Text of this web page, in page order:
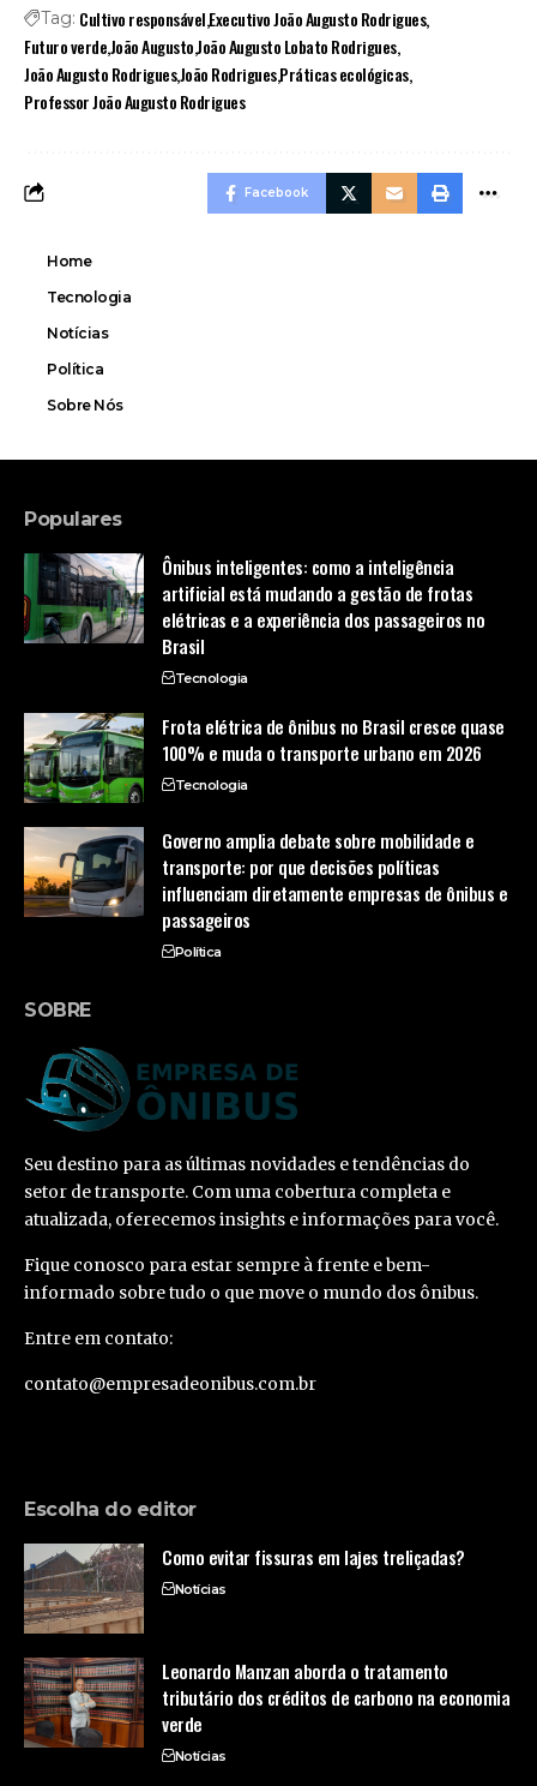
Tag: Cultivo responsávelExecutivo João Augusto Rodrigues
Futuro verdeJoão AugustoJoão Augusto Lobato Rodrigues
João Augusto RodriguesJoão RodriguesPráticas ecológicas
Professor João Augusto Rodrigues
Facebook
Home
Tecnologia
Notícias
Política
Sobre Nós
Populares
Ônibus inteligentes: como a inteligência
artificial está mudando a gestão de frotas
elétricas e a experiência dos passageiros no
Brasil
Tecnologia
Frota elétrica de ônibus no Brasil cresce quase
100% e muda o transporte urbano em 2026
Tecnologia
Governo amplia debate sobre mobilidade e
transporte: por que decisões políticas
influenciam diretamente empresas de ônibus e
passageiros
Política
SOBRE
Seu destino para as últimas novidades e tendências do
setor de transporte. Com uma cobertura completa e
atualizada, oferecemos insights e informações para você.
Fique conosco para estar sempre à frente e bem-
informado sobre tudo o que move o mundo dos ônibus.
Entre em contato:
contato@empresadeonibus.com.br
Escolha do editor
Como evitar fissuras em lajes treliçadas?
Notícias
Leonardo Manzan aborda o tratamento
tributário dos créditos de carbono na economia
verde
Notícias